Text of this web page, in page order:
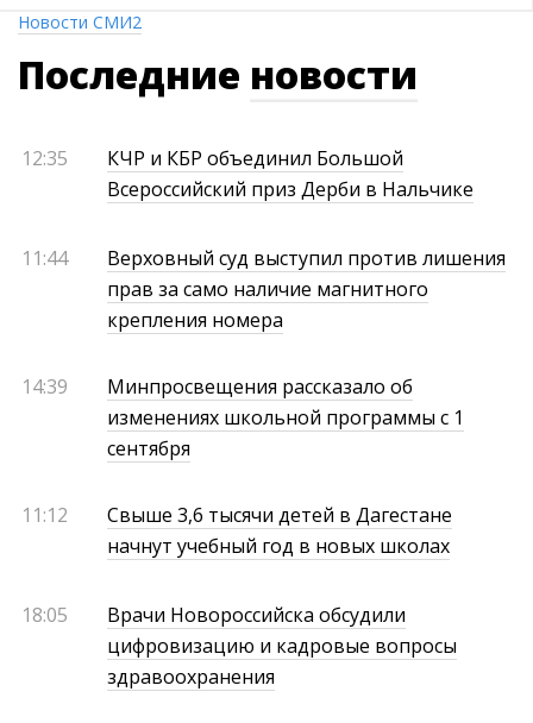
Новости СМИ2
Последние новости
12:35
КЧР и КБР объединил Большой
Всероссийский приз Дерби в Нальчике
11:44
Верховный суд выступил против лишения
прав за само наличие магнитного
крепления номера
14:39
Минпросвещения рассказало об
изменениях школьной программы с 1
сентября
11:12
Свыше 3,6 тысячи детей в Дагестане
начнут учебный год в новых школах
18:05
Врачи Новороссийска обсудили
цифровизацию и кадровые вопросы
здравоохранения